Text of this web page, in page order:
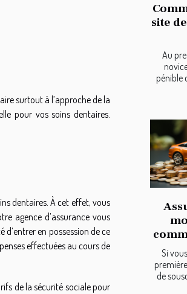
surtout à l’approche de la
pour vos soins dentaires.
dentaires. À cet effet, vous
agence d’assurance vous
en possession de ce
effectuées au cours de
de la sécurité sociale pour
site
Au
pénible
Si
de